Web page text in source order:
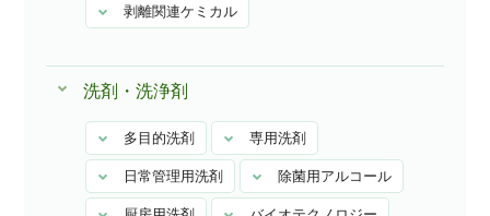
剥離関連ケミカル
洗剤・洗浄剤
多目的洗剤 専用洗剤
日常管理用洗剤 除菌用アルコール